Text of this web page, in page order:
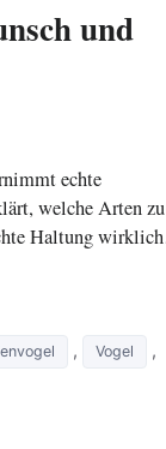
und
echte
welche Arten zu
Haltung wirklich
, Vogel ,